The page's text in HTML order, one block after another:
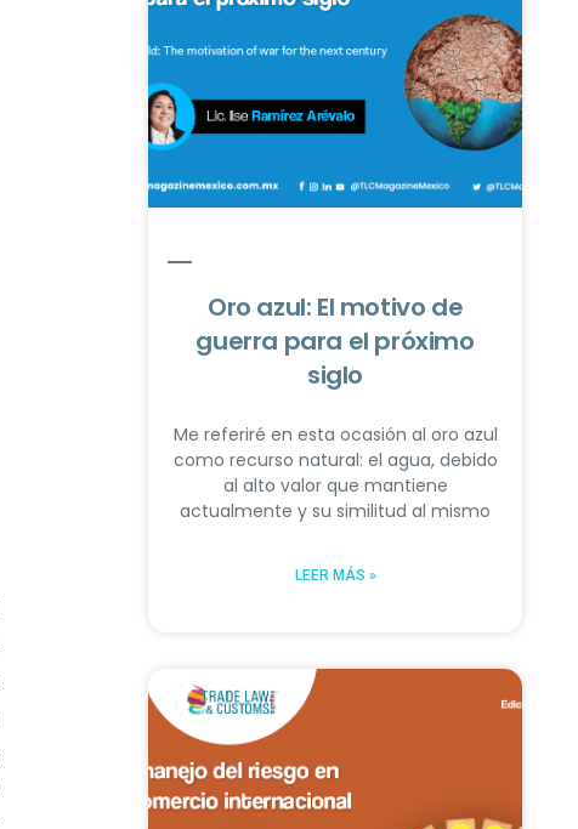
Oro azul: El motivo de
guerra para el próximo
siglo
Me referiré en esta ocasión al oro azul
como recurso natural: el agua, debido
al alto valor que mantiene
actualmente y su similitud al mismo
LEER MÁS »